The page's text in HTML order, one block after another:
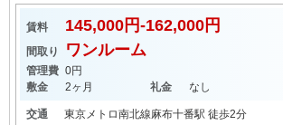
賃料 145,000円-162,000円
間取り ワンルーム
管理費 0円
敷金
2ヶ月 礼金 なし
交通 東京メトロ南北線麻布十番駅 徒歩2分